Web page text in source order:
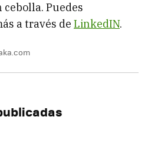
cebolla. Puedes
a través de LinkedIN.